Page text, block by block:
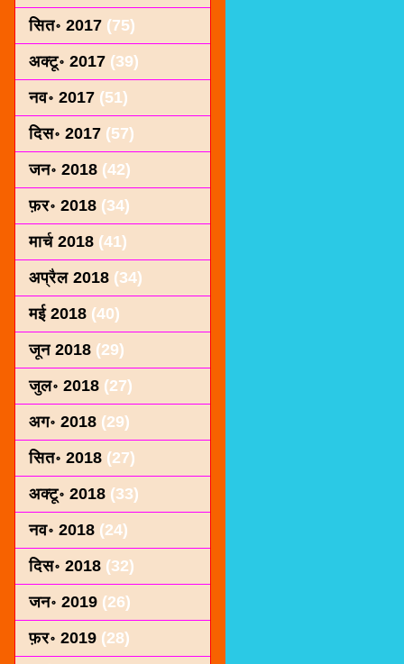
सित॰ 2017 (75)
अक्टू॰ 2017 (39)
नव॰ 2017 (51)
दिस॰ 2017 (57)
जन॰ 2018 (42)
फ़र॰ 2018 (34)
मार्च 2018 (41)
अप्रैल 2018 (34)
मई 2018 (40)
जून 2018 (29)
जुल॰ 2018 (27)
अग॰ 2018 (29)
सित॰ 2018 (27)
अक्टू॰ 2018 (33)
नव॰ 2018 (24)
दिस॰ 2018 (32)
जन॰ 2019 (26)
फ़र॰ 2019 (28)